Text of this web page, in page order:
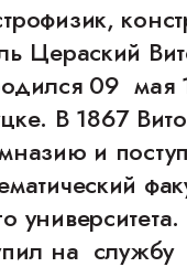
Цераский
09 мая
В 1867
и
на службу